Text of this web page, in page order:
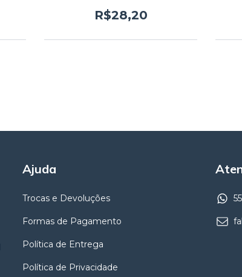
R$28,20
Ajuda
Trocas e Devoluções
Formas de Pagamento
Política de Entrega
Política de Privacidade